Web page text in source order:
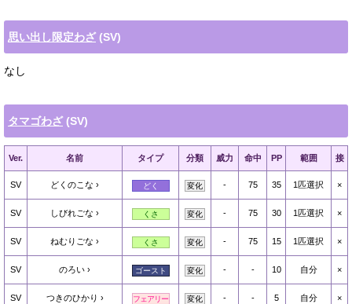
思い出し限定わざ (SV)
なし
タマゴわざ (SV)
Ver. 名前 タイプ 分類 威力 命中 PP 範囲 接
SV どくのこな どく 変化 - 75 35 1匹選択 ×
SV しびれごな くさ 変化 - 75 30 1匹選択 ×
SV ねむりごな くさ 変化 - 75 15 1匹選択 ×
SV のろい ゴースト 変化 - - 10 自分 ×
SV つきのひかり フェアリー 変化 - - 5 自分 ×